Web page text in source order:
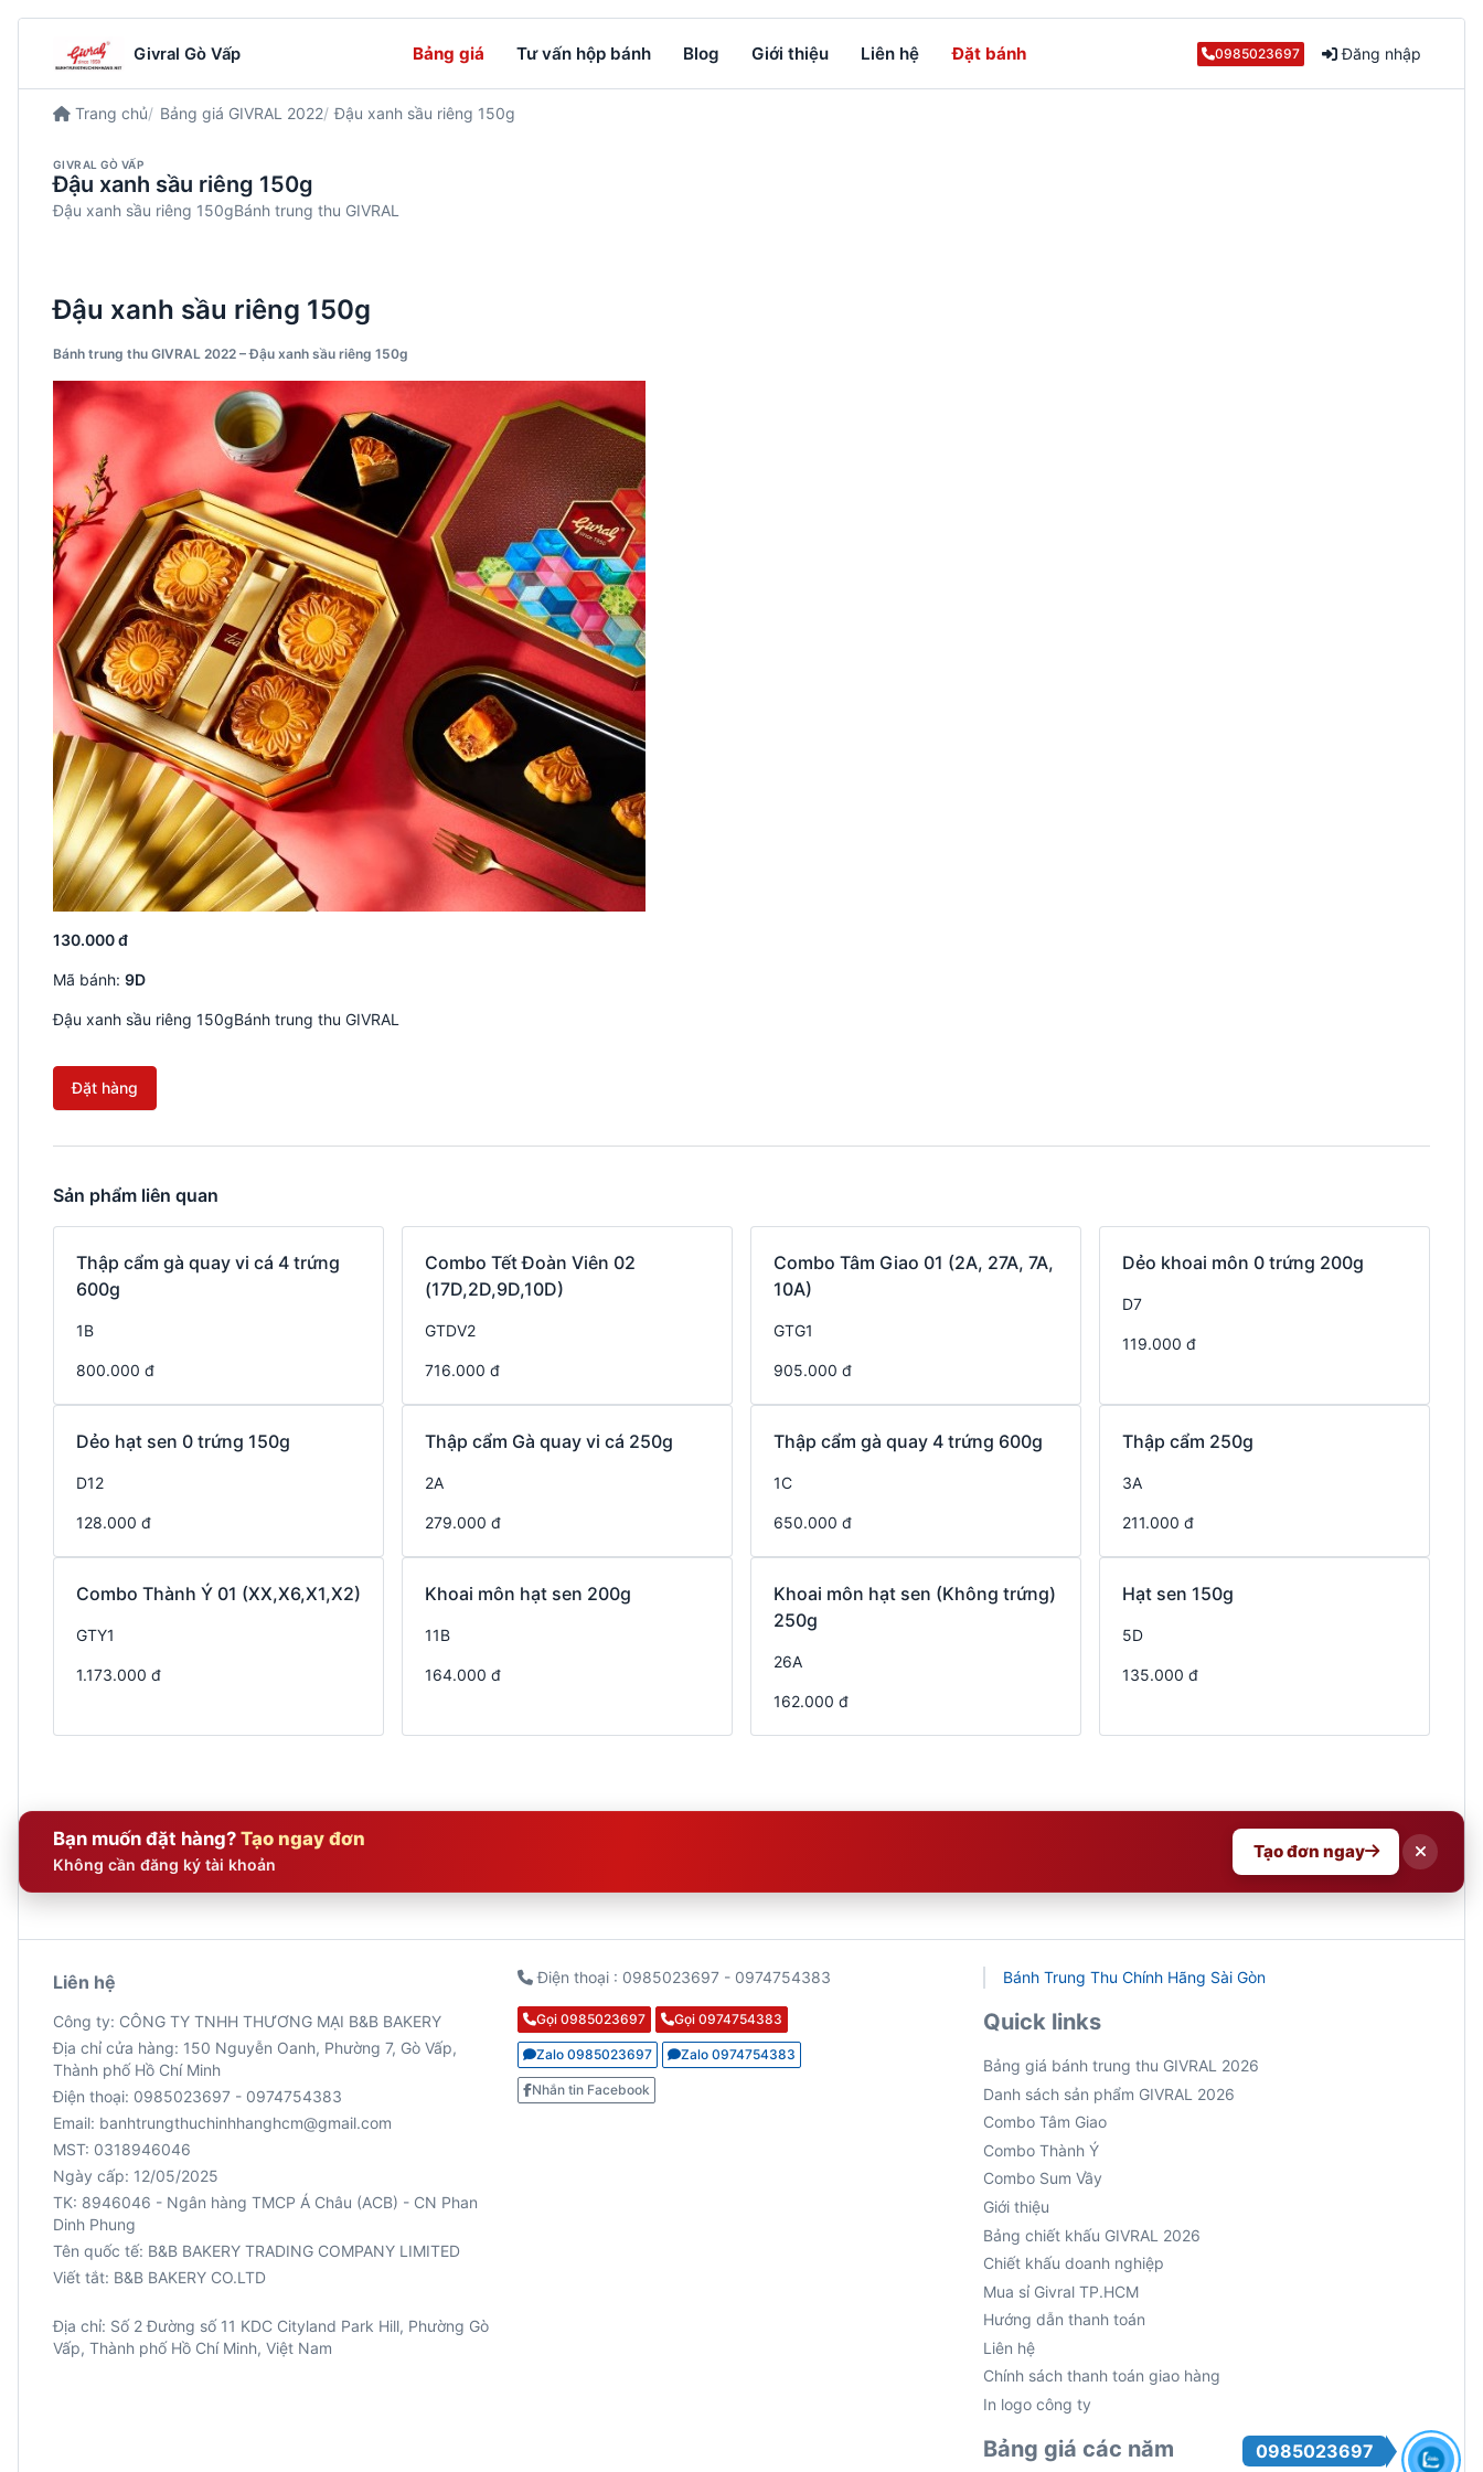
Givral Gò Vấp 0985023697 Đăng nhập
Bảng giá Tư vấn hộp bánh Blog Giới thiệu Liên hệ Đặt bánh
Trang chủ Bảng giá GIVRAL 2022 Đậu xanh sầu riêng 150g
GIVRAL GÒ VẤP
Đậu xanh sầu riêng 150g
Đậu xanh sầu riêng 150gBánh trung thu GIVRAL
Đậu xanh sầu riêng 150g
Bánh trung thu GIVRAL 2022 – Đậu xanh sầu riêng 150g
130.000 đ
Mã bánh: 9D
Đậu xanh sầu riêng 150gBánh trung thu GIVRAL
Đặt hàng
Sản phẩm liên quan
Thập cẩm gà quay vi cá 4 trứng
600g
1B
800.000 đ
Combo Tết Đoàn Viên 02
(17D,2D,9D,10D)
GTDV2
716.000 đ
Combo Tâm Giao 01 (2A, 27A, 7A,
10A)
GTG1
905.000 đ
Dẻo khoai môn 0 trứng 200g
D7
119.000 đ
Dẻo hạt sen 0 trứng 150g
D12
128.000 đ
Thập cẩm Gà quay vi cá 250g
2A
279.000 đ
Thập cẩm gà quay 4 trứng 600g
1C
650.000 đ
Thập cẩm 250g
3A
211.000 đ
Combo Thành Ý 01 (XX,X6,X1,X2)
GTY1
1.173.000 đ
Khoai môn hạt sen 200g
11B
164.000 đ
Khoai môn hạt sen (Không trứng)
250g
26A
162.000 đ
Hạt sen 150g
5D
135.000 đ
Bạn muốn đặt hàng? Tạo ngay đơn
Không cần đăng ký tài khoản
Tạo đơn ngay
Liên hệ
Công ty: CÔNG TY TNHH THƯƠNG MẠI B&B BAKERY
Địa chỉ cửa hàng: 150 Nguyễn Oanh, Phường 7, Gò Vấp,
Thành phố Hồ Chí Minh
Điện thoại: 0985023697 - 0974754383
Email: banhtrungthuchinhhanghcm@gmail.com
MST: 0318946046
Ngày cấp: 12/05/2025
TK: 8946046 - Ngân hàng TMCP Á Châu (ACB) - CN Phan
Viết tắt: B&B BAKERY CO.LTD
Địa chỉ: Số 2 Đường số 11 KDC Cityland Park Hill, Phường Gò
Vấp, Thành phố Hồ Chí Minh, Việt Nam
Điện thoại : 0985023697 - 0974754383
Gọi 0985023697 Gọi 0974754383
Zalo 0985023697 Zalo 0974754383
Nhắn tin Facebook
Bánh Trung Thu Chính Hãng Sài Gòn
Quick links
Bảng giá bánh trung thu GIVRAL 2026
Danh sách sản phẩm GIVRAL 2026
Combo Tâm Giao
Combo Thành Ý
Combo Sum Vầy
Giới thiệu
Bảng chiết khấu GIVRAL 2026
Chiết khấu doanh nghiệp
Mua sỉ Givral TP.HCM
Hướng dẫn thanh toán
Liên hệ
Chính sách thanh toán giao hàng
In logo công ty
Bảng giá các năm 0985023697